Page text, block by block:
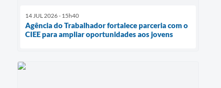
14 JUL 2026 - 15h40
Agência do Trabalhador fortalece parceria com o
CIEE para ampliar oportunidades aos jovens